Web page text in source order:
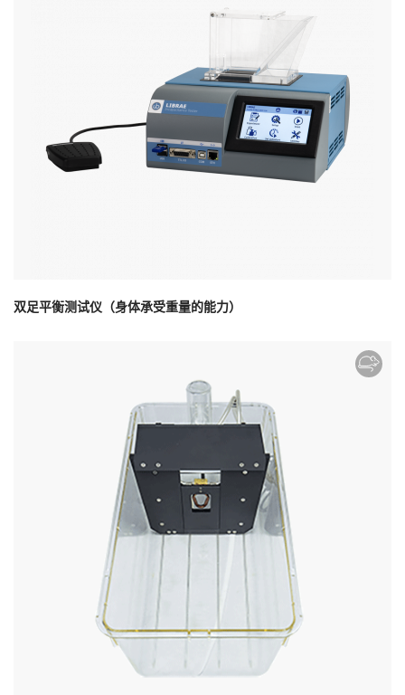
双足平衡测试仪（身体承受重量的能力）